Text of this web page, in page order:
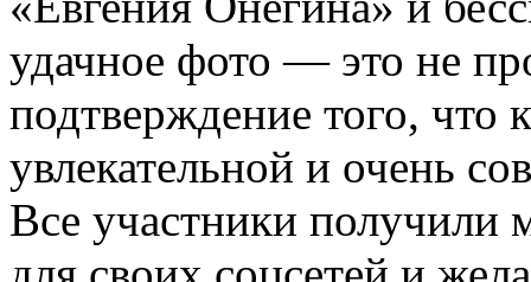
удачное фото — это не
подтверждение того, что
увлекательной и очень
Все участники получили